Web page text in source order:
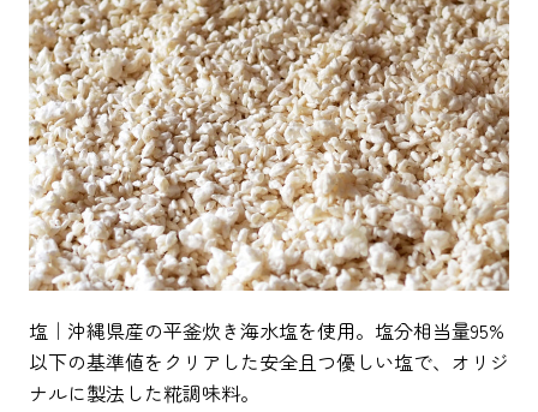
塩｜沖縄県産の平釜炊き海水塩を使用。塩分相当量95%
以下の基準値をクリアした安全且つ優しい塩で、オリジ
ナルに製法した糀調味料。